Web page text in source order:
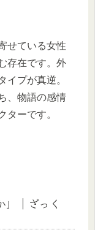
せている女性
存在です。外
イプが真逆。
、物語の感情
ターです。
」｜ざっく